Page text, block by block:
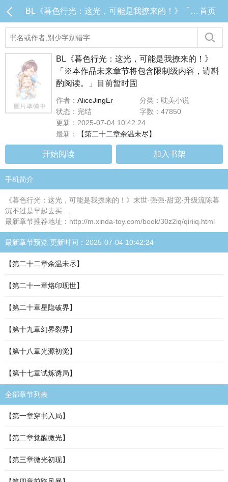
BL《暮色行光：这光，可能是我撩来的！》「※本作品未来章节将包含限制级内容，请斟酌阅读。」目前暂时固 目录 (共26章) 首页
BL《暮色行光：这光，可能是我撩来的！》
「※本作品未来章节将包含限制级内容，请斟
酌阅读。」目前暂时固
作者： AliceJingEr
分类：耽美小说
状态：完结
字数：47850
更新：2025-07-04 10:42:24
最新：
【第二十二章余温未尽】
开始阅读 加入书架
手机简介
《暮色行光：这光，可能是我撩来的！》末世·强强·甜宠·升级流陈暮
沉不过是早起去买 ...
最新章节推荐地址：http://m.xinda-toy.com/book/30z2iq/qiriiq.html
最新章节预览 更新时间：2025-07-04 10:42:24
【第二十二章余温未尽】
【第二十一章烙印现世】
【第二十章星隐破界】
【第十九章幻界裂界】
【第十八章光源初觉】
【第十七章试炼诱局】
全部章节列表
【第一章穿书入局】
【第二章觉醒微光】
【第三章微光初现】